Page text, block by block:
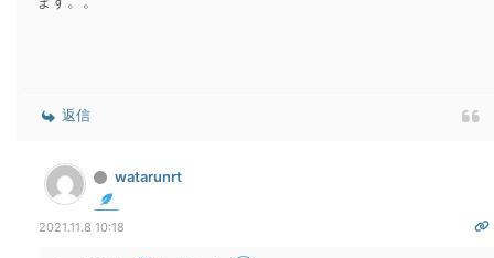
返信
watarunrt
2021.11.8 10:18